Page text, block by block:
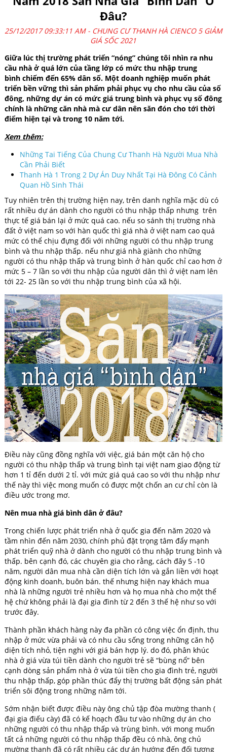
Đâu?
25/12/2017 09:33:11 AM - CHUNG CƯ THANH HÀ CIENCO 5 GIẢM
GIÁ SỐC 2021
Giữa lúc thị trường phát triển “nóng” chúng tôi nhìn ra nhu
cầu nhà ở quá lớn của tầng lớp có mức thu nhập trung
bình chiếm đến 65% dân số. Một doanh nghiệp muốn phát
triển bền vững thì sản phẩm phải phục vụ cho nhu cầu của số
đông, những dự án có mức giá trung bình và phục vụ số đông
chính là những căn nhà mà cư dân nên săn đón cho tới thời
điểm hiện tại và trong 10 năm tới.
Xem thêm:
Những Tai Tiếng Của Chung Cư Thanh Hà Người Mua Nhà
Cần Phải Biết
Thanh Hà 1 Trong 2 Dự Án Duy Nhất Tại Hà Đông Có Cảnh
Quan Hồ Sinh Thái
Tuy nhiên trên thị trường hiện nay, trên danh nghĩa mặc dù có
rất nhiều dự án dành cho người có thu nhập thấp nhưng trên
thực tế giá bán lại ở mức quá cao. nếu so sánh thị trường nhà
đất ở việt nam so với hàn quốc thì giá nhà ở việt nam cao quá
mức có thể chịu đựng đối với những người có thu nhập trung
bình và thu nhập thấp. nếu như giá nhà giành cho những
người có thu nhập thấp và trung bình ở hàn quốc chỉ cao hơn ở
mức 5 – 7 lần so với thu nhập của người dân thì ở việt nam lên
tới 22- 25 lần so với thu nhập trung bình của xã hội.
Điều này cũng đồng nghĩa với việc, giá bán một căn hộ cho
người có thu nhập thấp và trung bình tại việt nam giao động từ
hơn 1 tỉ đến dưới 2 tỉ. với mức giá quá cao so với thu nhập như
thế này thì việc mong muốn có được một chốn an cư chỉ còn là
điều ước trong mơ.
Nên mua nhà giá bình dân ở đâu?
Trong chiến lược phát triển nhà ở quốc gia đến năm 2020 và
tầm nhìn đến năm 2030, chính phủ đặt trọng tâm đẩy mạnh
phát triển quỹ nhà ở dành cho người có thu nhập trung bình và
thấp. bên cạnh đó, các chuyên gia cho rằng, cách đây 5 -10
năm, người dân mua nhà cần diện tích lớn và gắn liền với hoạt
động kinh doanh, buôn bán. thế nhưng hiện nay khách mua
nhà là những người trẻ nhiều hơn và họ mua nhà cho một thế
hệ chứ không phải là đại gia đình từ 2 đến 3 thế hệ như so với
trước đây.
Thành phần khách hàng này đa phần có công việc ổn định, thu
nhập ở mức vừa phải và có nhu cầu sống trong những căn hộ
diện tích nhỏ, tiện nghi với giá bán hợp lý. do đó, phân khúc
nhà ở giá vừa túi tiền dành cho người trẻ sẽ “bùng nổ” bên
cạnh dòng sản phẩm nhà ở vừa túi tiền cho gia đình trẻ, người
thu nhập thấp, góp phần thúc đẩy thị trường bất động sản phát
triển sôi động trong những năm tới.
Sớm nhận biết được điều này ông chủ tập đòa mường thanh (
đại gia điếu cày) đã có kế hoạch đầu tư vào những dự án cho
những người có thu nhập thấp và trùng bình. với mong muốn
tất cả những người có thu nhập thấp đều có nhà, ông chủ
mường thanh đã có rất nhiều các dự án hướng đến đối tượng